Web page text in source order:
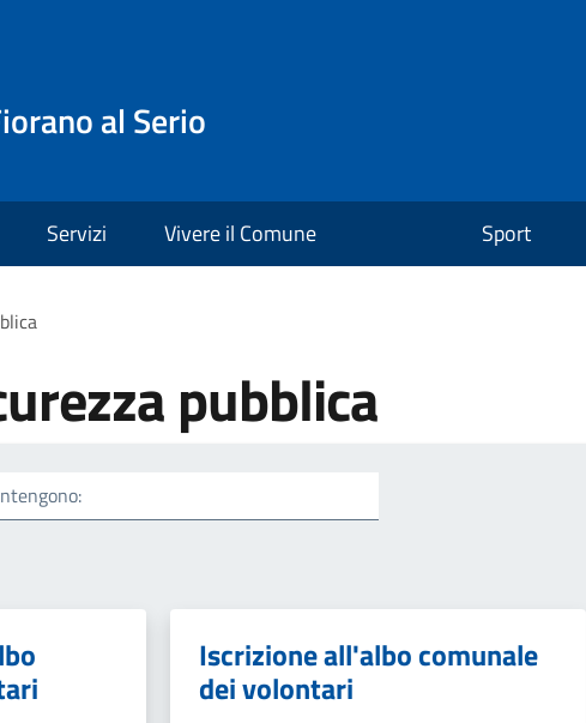
al Serio
Servizi Vivere il Comune Sport
pubblica
Iscrizione all'albo comunale
dei volontari